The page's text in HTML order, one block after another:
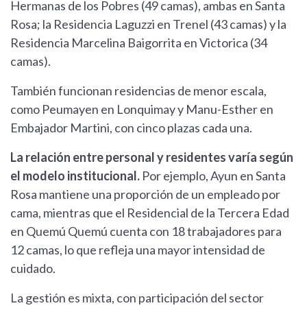
Hermanas de los Pobres (49 camas), ambas en Santa
Rosa; la Residencia Laguzzi en Trenel (43 camas) y la
Residencia Marcelina Baigorrita en Victorica (34
camas).
También funcionan residencias de menor escala,
como Peumayen en Lonquimay y Manu-Esther en
Embajador Martini, con cinco plazas cada una.
La relación entre personal y residentes varía según
el modelo institucional. Por ejemplo, Ayun en Santa
Rosa mantiene una proporción de un empleado por
cama, mientras que el Residencial de la Tercera Edad
en Quemú Quemú cuenta con 18 trabajadores para
12 camas, lo que refleja una mayor intensidad de
cuidado.
La gestión es mixta, con participación del sector